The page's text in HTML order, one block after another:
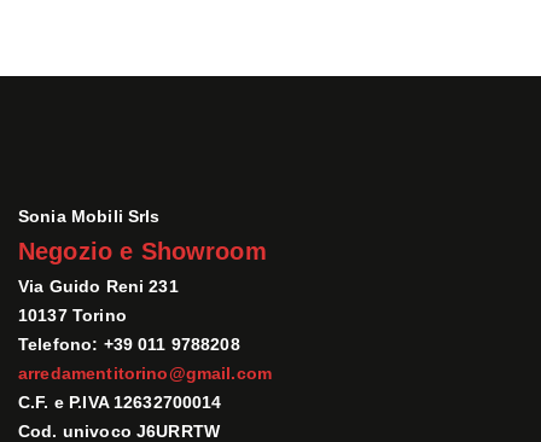
Sonia Mobili Srls
Negozio e Showroom
Via Guido Reni 231
10137 Torino
Telefono: +39 011 9788208
arredamentitorino@gmail.com
C.F. e P.IVA 12632700014
Cod. univoco J6URRTW